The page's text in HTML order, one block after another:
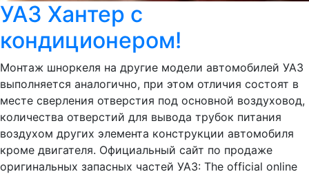
УАЗ Хантер с
кондиционером!
Монтаж шноркеля на другие модели автомобилей УАЗ
выполняется аналогично, при этом отличия состоят в
месте сверления отверстия под основной воздуховод,
количества отверстий для вывода трубок питания
воздухом других элемента конструкции автомобиля
кроме двигателя. Официальный сайт по продаже
оригинальных запасных частей УАЗ: The official online